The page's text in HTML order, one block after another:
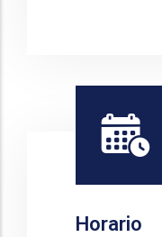
Horario